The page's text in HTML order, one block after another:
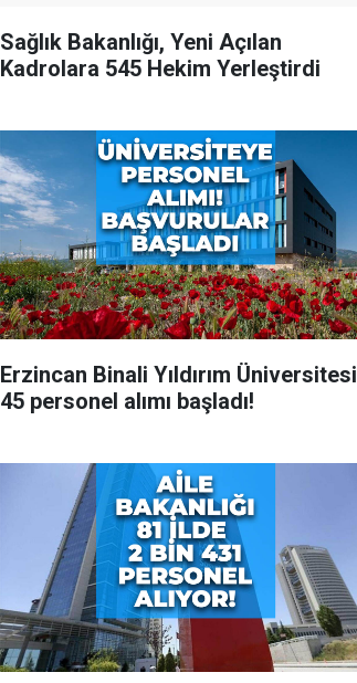
Sağlık Bakanlığı, Yeni Açılan
Kadrolara 545 Hekim Yerleştirdi
Erzincan Binali Yıldırım Üniversitesi
45 personel alımı başladı!